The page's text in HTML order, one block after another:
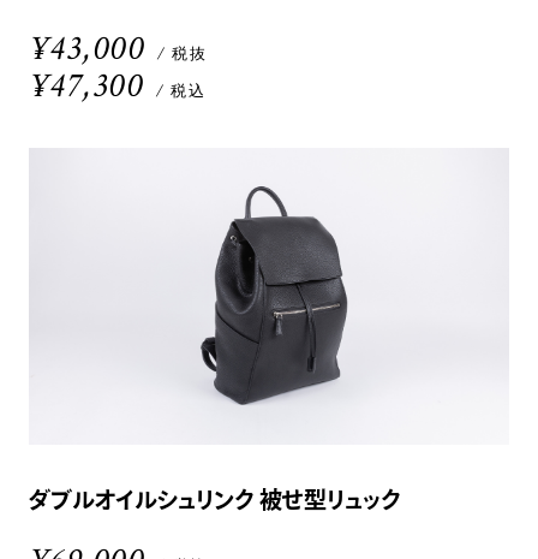
¥43,000 / 税抜
¥47,300 / 税込
ダブルオイルシュリンク 被せ型リュック